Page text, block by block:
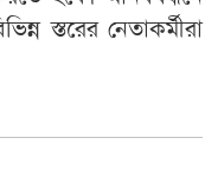
স্তরের নেতাকর্মীরা